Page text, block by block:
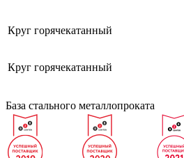
Круг горячекатанный
Круг горячекатанный
База стального металлопроката